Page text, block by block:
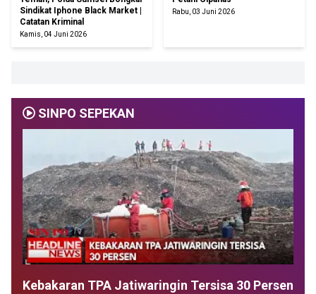
Sindikat Iphone Black Market |
Catatan Kriminal
Kamis, 04 Juni 2026
Rabu, 03 Juni 2026
SINPO SEPEKAN
Kebakaran TPA Jatiwaringin Tersisa 30 Persen